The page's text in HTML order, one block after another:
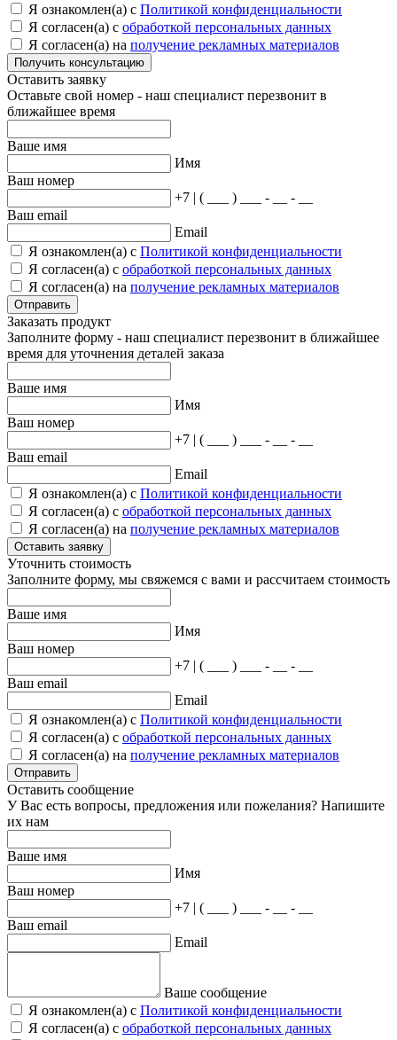
Я ознакомлен(а) с Политикой конфиденциальности
Я согласен(а) с обработкой персональных данных
Я согласен(а) на получение рекламных материалов
Получить консультацию
Оставить заявку
Оставьте свой номер - наш специалист перезвонит в
ближайшее время
Ваше имя
Имя
Ваш номер
+7 | ( ___ ) ___ - __ - __
Ваш email
Email
Я ознакомлен(а) с Политикой конфиденциальности
Я согласен(а) с обработкой персональных данных
Я согласен(а) на получение рекламных материалов
Отправить
Заказать продукт
Заполните форму - наш специалист перезвонит в ближайшее
время для уточнения деталей заказа
Ваше имя
Имя
Ваш номер
+7 | ( ___ ) ___ - __ - __
Ваш email
Email
Я ознакомлен(а) с Политикой конфиденциальности
Я согласен(а) с обработкой персональных данных
Я согласен(а) на получение рекламных материалов
Оставить заявку
Уточнить стоимость
Заполните форму, мы свяжемся с вами и рассчитаем стоимость
Ваше имя
Имя
Ваш номер
+7 | ( ___ ) ___ - __ - __
Ваш email
Email
Я ознакомлен(а) с Политикой конфиденциальности
Я согласен(а) с обработкой персональных данных
Я согласен(а) на получение рекламных материалов
Отправить
Оставить сообщение
У Вас есть вопросы, предложения или пожелания? Напишите
их нам
Ваше имя
Имя
Ваш номер
+7 | ( ___ ) ___ - __ - __
Ваш email
Email
Ваше сообщение
Я ознакомлен(а) с Политикой конфиденциальности
Я согласен(а) с обработкой персональных данных